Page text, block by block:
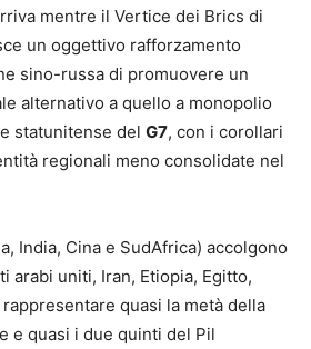
mentre il Vertice dei Brics di
un oggettivo rafforzamento
sino-russa di promuovere un
alternativo a quello a monopolio
statunitense del G7, con i corollari
regionali meno consolidate nel
India, Cina e SudAfrica) accolgono
arabi uniti, Iran, Etiopia, Egitto,
quasi la metà della
e quasi i due quinti del Pil